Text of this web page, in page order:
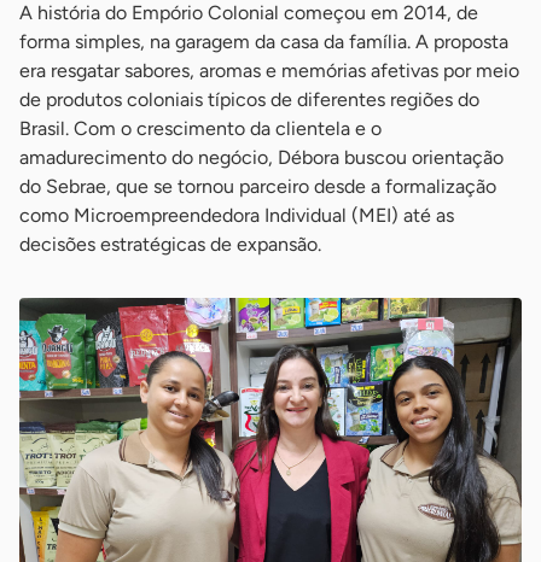
A história do Empório Colonial começou em 2014, de
forma simples, na garagem da casa da família. A proposta
era resgatar sabores, aromas e memórias afetivas por meio
de produtos coloniais típicos de diferentes regiões do
Brasil. Com o crescimento da clientela e o
amadurecimento do negócio, Débora buscou orientação
do Sebrae, que se tornou parceiro desde a formalização
como Microempreendedora Individual (MEI) até as
decisões estratégicas de expansão.